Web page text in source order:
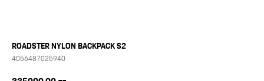
ROADSTER NYLON BACKPACK S2
4056487025940